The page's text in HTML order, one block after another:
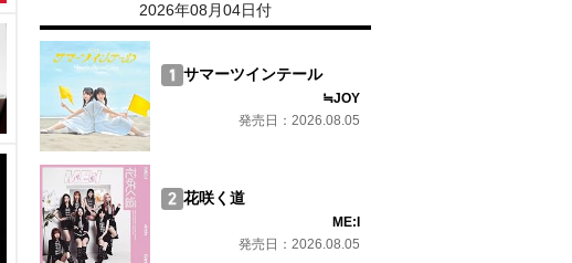
2026年08月04日付
サマーツインテール
≒JOY
発売日：2026.08.05
花咲く道
ME:I
発売日：2026.08.05